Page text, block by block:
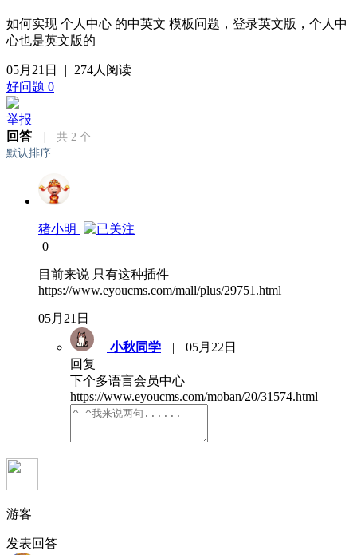
如何实现 个人中心 的中英文 模板问题，登录英文版，个人中
心也是英文版的
05月21日 | 274人阅读
好问题 0
举报
回答
共 2 个
默认排序
猪小明
0
目前来说 只有这种插件
https://www.eyoucms.com/mall/plus/29751.html
05月21日
小秋同学 |
05月22日
回复
下个多语言会员中心
https://www.eyoucms.com/moban/20/31574.html
游客
发表回答